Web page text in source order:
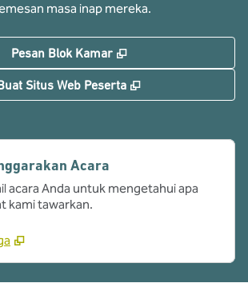
masa inap mereka.
Pesan Blok Kamar ,
Situs Web Peserta ,
Acara
acara Anda untuk mengetahui apa
kami tawarkan.